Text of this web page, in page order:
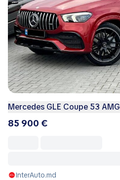
Mercedes GLE Coupe 53 AMG
85 900 €
InterAuto.md